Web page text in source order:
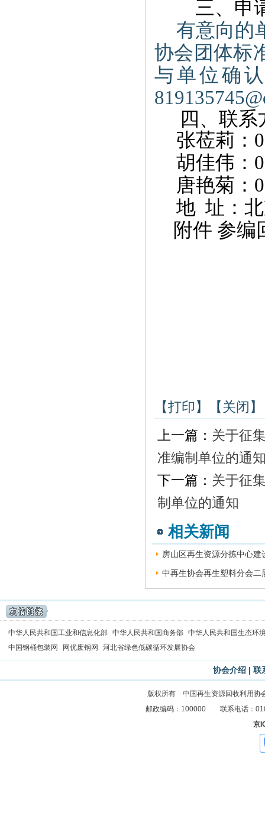
三、申
有意向的
协会团体标
与单位确
四、联系
张莅莉：
胡佳伟：
唐艳菊：
地 址：
附件 参编
【打印】
【关闭】
上一篇： 关于征
准编制单位的通
下一篇： 关于征
制单位的通知
相关新闻
房山区再生资源分拣中心建
中再生协会再生塑料分会二
中华人民共和国工业和信息化部 中华人民共和国商务部 中华人民共和国生态环
中国钢桶包装网
网优废钢网 河北省绿色低碳循环发展协会
协会介绍 | 联
版权所有 中国再生资源回收利用
邮政编码：100000 联系电话：
京